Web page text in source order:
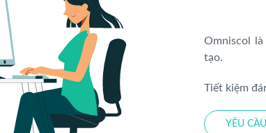
Omniscol
tạo.
Tiết kiệm
YÊU